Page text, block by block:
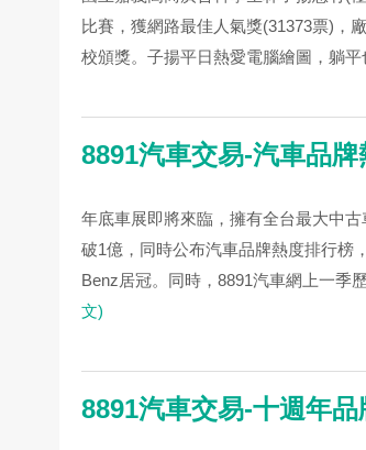
比賽，獲網路最佳人氣獎(31373票)，
校頒獎。子揚平日熱愛電腦繪圖，躺
8891汽車交易-汽車品
年底車展即將來臨，擁有全台最大中
破1億，同時公布汽車品牌熱度排行榜
Benz居冠。同時，8891汽車網上一季
文)
8891汽車交易-十週年